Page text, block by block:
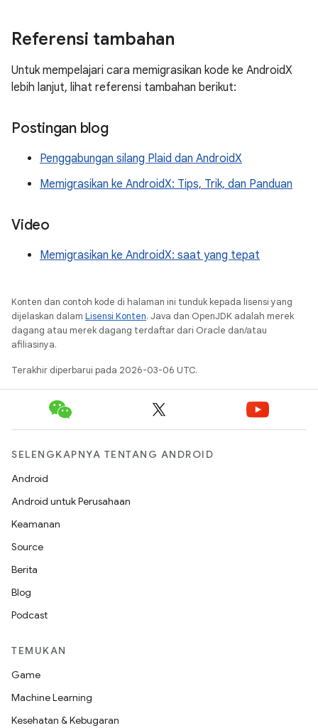
Referensi tambahan
Untuk mempelajari cara memigrasikan kode ke AndroidX
lebih lanjut, lihat referensi tambahan berikut:
Postingan blog
Penggabungan silang Plaid dan AndroidX
Memigrasikan ke AndroidX: Tips, Trik, dan Panduan
Video
Memigrasikan ke AndroidX: saat yang tepat
Konten dan contoh kode di halaman ini tunduk kepada lisensi yang
dijelaskan dalam Lisensi Konten. Java dan OpenJDK adalah merek
dagang atau merek dagang terdaftar dari Oracle dan/atau
afiliasinya.
Terakhir diperbarui pada 2026-03-06 UTC.
SELENGKAPNYA TENTANG ANDROID
Android
Android untuk Perusahaan
Keamanan
Source
Berita
Blog
Podcast
TEMUKAN
Game
Machine Learning
Kesehatan & Kebugaran